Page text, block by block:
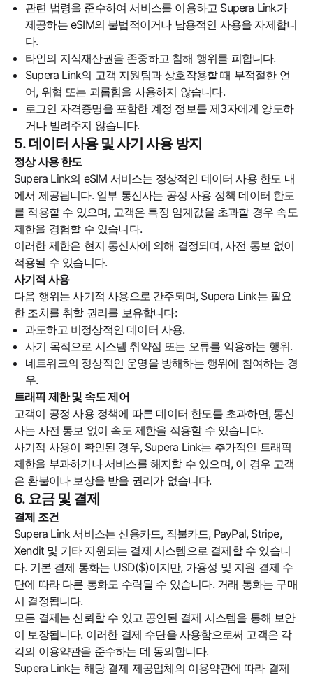
관련 법령을 준수하여 서비스를 이용하고 Supera Link가
제공하는 eSIM의 불법적이거나 남용적인 사용을 자제합니
다.
타인의 지식재산권을 존중하고 침해 행위를 피합니다.
Supera Link의 고객 지원팀과 상호작용할 때 부적절한 언
어, 위협 또는 괴롭힘을 사용하지 않습니다.
로그인 자격증명을 포함한 계정 정보를 제3자에게 양도하
거나 빌려주지 않습니다.
5. 데이터 사용 및 사기 사용 방지
정상 사용 한도
Supera Link의 eSIM 서비스는 정상적인 데이터 사용 한도 내
에서 제공됩니다. 일부 통신사는 공정 사용 정책 데이터 한도
를 적용할 수 있으며, 고객은 특정 임계값을 초과할 경우 속도
제한을 경험할 수 있습니다.
이러한 제한은 현지 통신사에 의해 결정되며, 사전 통보 없이
적용될 수 있습니다.
사기적 사용
다음 행위는 사기적 사용으로 간주되며, Supera Link는 필요
한 조치를 취할 권리를 보유합니다:
과도하고 비정상적인 데이터 사용.
사기 목적으로 시스템 취약점 또는 오류를 악용하는 행위.
네트워크의 정상적인 운영을 방해하는 행위에 참여하는 경
우.
트래픽 제한 및 속도 제어
고객이 공정 사용 정책에 따른 데이터 한도를 초과하면, 통신
사는 사전 통보 없이 속도 제한을 적용할 수 있습니다.
사기적 사용이 확인된 경우, Supera Link는 추가적인 트래픽
제한을 부과하거나 서비스를 해지할 수 있으며, 이 경우 고객
은 환불이나 보상을 받을 권리가 없습니다.
6. 요금 및 결제
결제 조건
Supera Link 서비스는 신용카드, 직불카드, PayPal, Stripe,
Xendit 및 기타 지원되는 결제 시스템으로 결제할 수 있습니
다. 기본 결제 통화는 USD($)이지만, 가용성 및 지원 결제 수
단에 따라 다른 통화도 수락될 수 있습니다. 거래 통화는 구매
시 결정됩니다.
모든 결제는 신뢰할 수 있고 공인된 결제 시스템을 통해 보안
이 보장됩니다. 이러한 결제 수단을 사용함으로써 고객은 각
각의 이용약관을 준수하는 데 동의합니다.
Supera Link는 해당 결제 제공업체의 이용약관에 따라 결제